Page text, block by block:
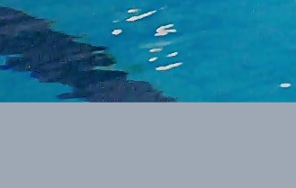
Pływacki w Cieszynie. Naszą